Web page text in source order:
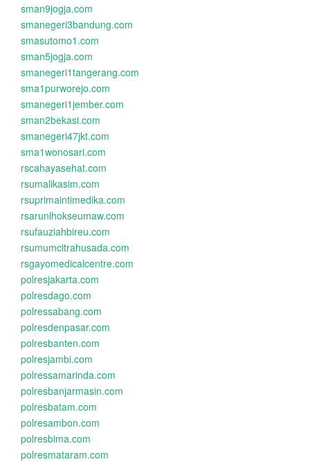
sman9jogja.com
smanegeri3bandung.com
smasutomo1.com
sman5jogja.com
smanegeri1tangerang.com
sma1purworejo.com
smanegeri1jember.com
sman2bekasi.com
smanegeri47jkt.com
sma1wonosari.com
rscahayasehat.com
rsumalikasim.com
rsuprimaintimedika.com
rsarunlhokseumaw.com
rsufauziahbireu.com
rsumumcitrahusada.com
rsgayomedicalcentre.com
polresjakarta.com
polresdago.com
polressabang.com
polresdenpasar.com
polresbanten.com
polresjambi.com
polressamarinda.com
polresbanjarmasin.com
polresbatam.com
polresambon.com
polresbima.com
polresmataram.com